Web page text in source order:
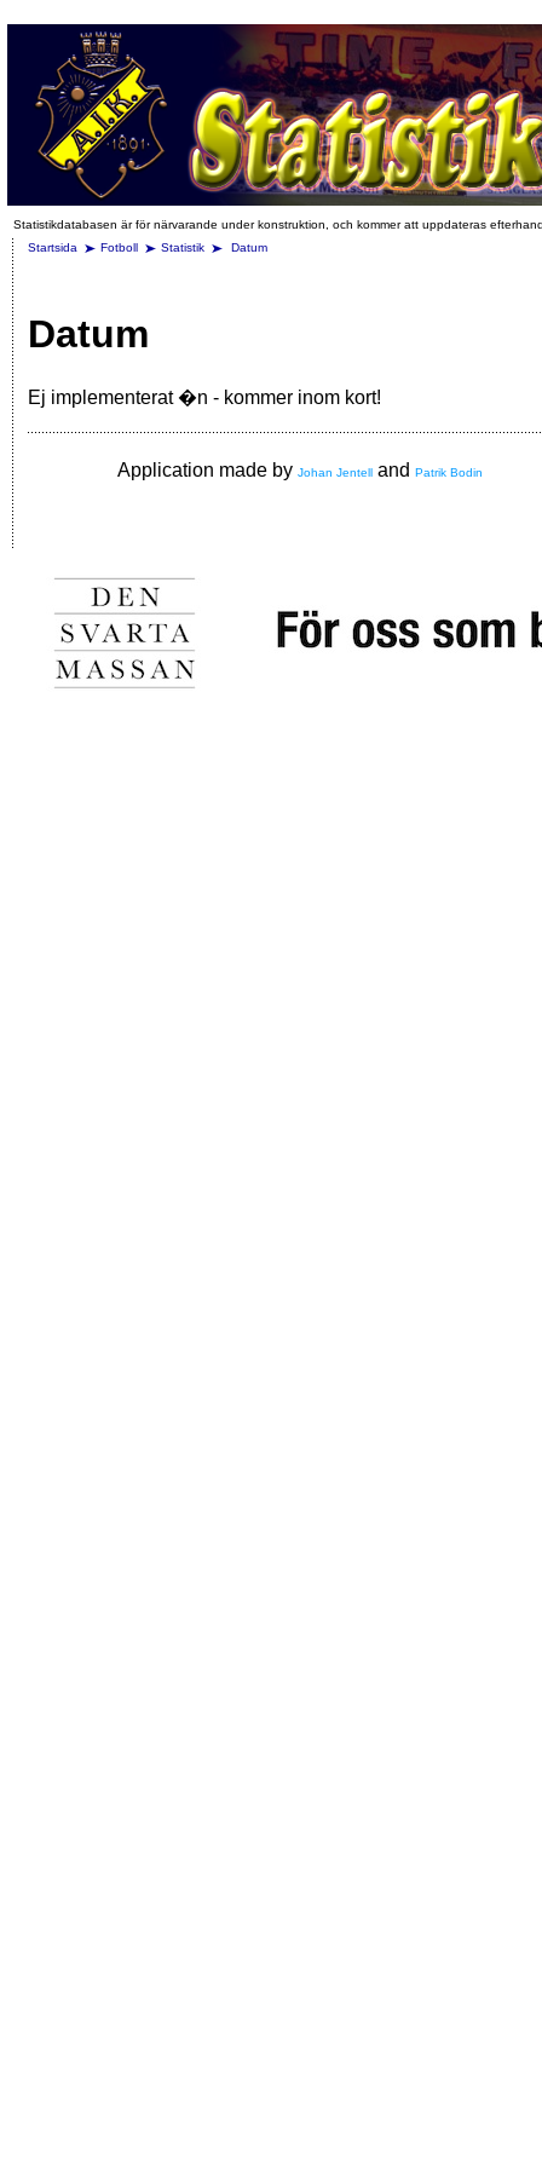
Statistikdatabasen är för närvarande under konstruktion, och kommer att uppdateras
Startsida
Fotboll Statistik Datum
Datum
Ej implementerat �n - kommer inom kort!
Application made by Johan Jentell and Patrik Bodin